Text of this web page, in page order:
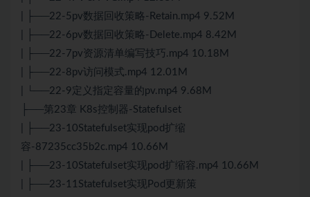
| ├──22-5pv数据回收策略-Retain.mp4 9.52M
| ├──22-6pv数据回收策略-Delete.mp4 8.42M
| ├──22-7pv资源清单编写技巧.mp4 10.18M
| ├──22-8pv访问模式.mp4 12.01M
| └──22-9定义指定容量的pv.mp4 9.68M
├──第23章 K8s控制器-Statefulset
| ├──23-10Statefulset实现pod扩缩
容-87235cc35b2c.mp4 10.66M
| ├──23-10Statefulset实现pod扩缩容.mp4 10.66M
| ├──23-11Statefulset实现Pod更新策